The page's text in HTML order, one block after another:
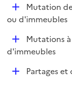
e
rl
r
D
é
i
Mutation
ou d'immeubles
D
é
Mutations
d'immeubles
DPartages et